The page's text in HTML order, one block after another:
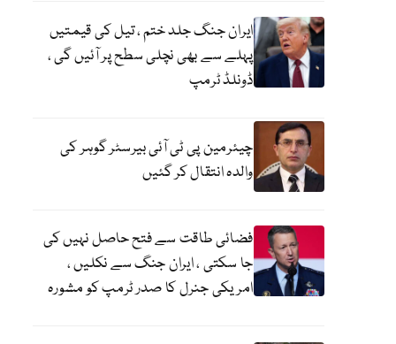
ایران جنگ جلد ختم ، تیل کی قیمتیں
پہلے سے بھی نچلی سطح پر آئیں گی ،
ڈونلڈ ٹرمپ
چیئرمین پی ٹی آئی بیرسٹر گوہر کی
والدہ انتقال کر گئیں
فضائی طاقت سے فتح حاصل نہیں کی
جا سکتی ، ایران جنگ سے نکلیں ،
امریکی جنرل کا صدر ٹرمپ کو مشورہ